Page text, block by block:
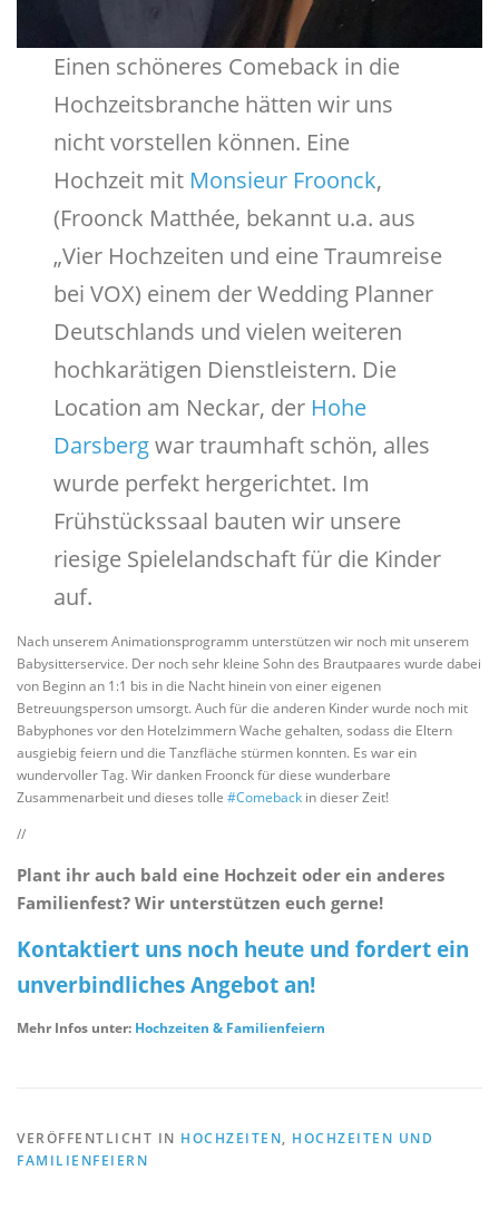
Einen schöneres Comeback in die
Hochzeitsbranche hätten wir uns
nicht vorstellen können. Eine
Hochzeit mit Monsieur Froonck,
(Froonck Matthée, bekannt u.a. aus
„Vier Hochzeiten und eine Traumreise
bei VOX) einem der Wedding Planner
Deutschlands und vielen weiteren
hochkarätigen Dienstleistern. Die
Location am Neckar, der Hohe
Darsbergwar traumhaft schön, alles
wurde perfekt hergerichtet. Im
Frühstückssaal bauten wir unsere
riesige Spielelandschaft für die Kinder
auf.
Nach unserem Animationsprogramm unterstützen wir noch mit unserem
Babysitterservice. Der noch sehr kleine Sohn des Brautpaares wurde dabei
von Beginn an 1:1 bis in die Nacht hinein von einer eigenen
Betreuungsperson umsorgt. Auch für die anderen Kinder wurde noch mit
Babyphones vor den Hotelzimmern Wache gehalten, sodass die Eltern
ausgiebig feiern und die Tanzfläche stürmen konnten. Es war ein
wundervoller Tag. Wir danken Froonck für diese wunderbare
Zusammenarbeit und dieses tolle #Comeback in dieser Zeit!
//
Plant ihr auch bald eine Hochzeit oder ein anderes
Familienfest? Wir unterstützen euch gerne!
Kontaktiert uns noch heute und fordert ein
unverbindliches Angebot an!
Mehr Infos unter: Hochzeiten & Familienfeiern
VERÖFFENTLICHT IN HOCHZEITEN, HOCHZEITEN UND
FAMILIENFEIERN